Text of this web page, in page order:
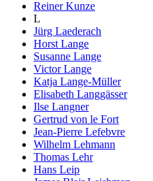
Reiner Kunze
L
Jürg Laederach
Horst Lange
Susanne Lange
Victor Lange
Katja Lange-Müller
Elisabeth Langgässer
Ilse Langner
Gertrud von le Fort
Jean-Pierre Lefebvre
Wilhelm Lehmann
Thomas Lehr
Hans Leip